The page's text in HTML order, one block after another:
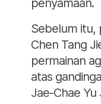
penyamaan.
Sebelum itu,
Chen Tang
permainan
atas
Jae-Chae Yu